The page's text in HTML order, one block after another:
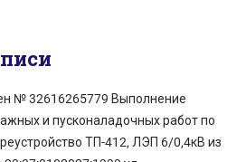
№ 32616265779 Выполнение
и пусконаладочных работ по
ТП-412, ЛЭП 6/0,4кВ из